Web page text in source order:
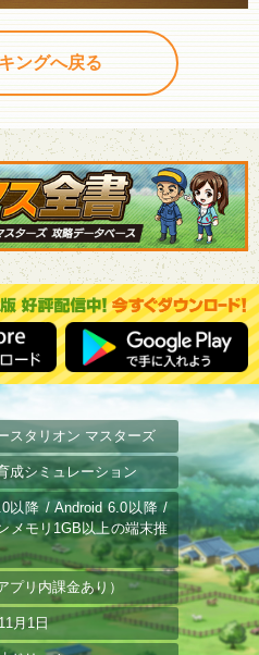
ングへ戻る
スタリオン マスターズ
成シミュレーション
以降 / Android 6.0以降 /
メモリ1GB以上の端末推
プリ内課金あり）
月1日